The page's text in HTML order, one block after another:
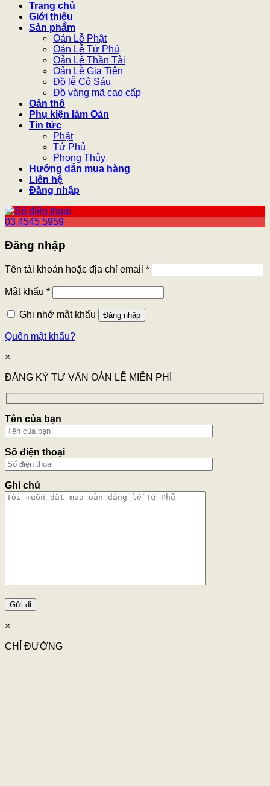
Trang chủ
Giới thiệu
Sản phẩm
Oản Lễ Phật
Oản Lễ Tứ Phủ
Oản Lễ Thần Tài
Oản Lễ Gia Tiên
Đồ lễ Cô Sáu
Đồ vàng mã cao cấp
Oản thô
Phụ kiện làm Oản
Tin tức
Phật
Tứ Phủ
Phong Thủy
Hướng dẫn mua hàng
Liên hệ
Đăng nhập
03 4545 5959
Đăng nhập
Tên tài khoản hoặc địa chỉ email *
Mật khẩu *
Ghi nhớ mật khẩu Đăng nhập
Quên mật khẩu?
×
ĐĂNG KÝ TƯ VẤN OẢN LỄ MIỄN PHÍ
Tên của bạn
Số điện thoại
Ghi chú
×
CHỈ ĐƯỜNG